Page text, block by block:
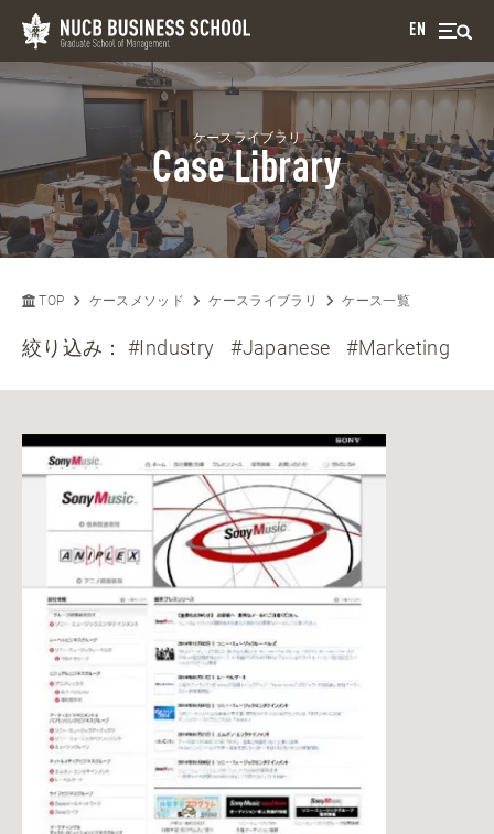
EN
ケースライブラリ
Case Library
TOP ケースメソッド ケースライブラリ ケース一覧
絞り込み：#Industry #Japanese #Marketing